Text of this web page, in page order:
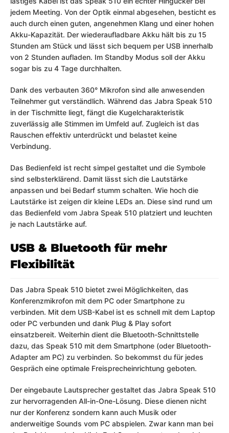
jedem Meeting. Von der Optik einmal abgesehen, besticht es
auch durch einen guten, angenehmen Klang und einer hohen
Akku-Kapazität. Der wiederaufladbare Akku hält bis zu 15
Stunden am Stück und lässt sich bequem per USB innerhalb
von 2 Stunden aufladen. Im Standby Modus soll der Akku
sogar bis zu 4 Tage durchhalten.
Dank des verbauten 360° Mikrofon sind alle anwesenden
Teilnehmer gut verständlich. Während das Jabra Speak 510
in der Tischmitte liegt, fängt die Kugelcharakteristik
zuverlässig alle Stimmen im Umfeld auf. Zugleich ist das
Rauschen effektiv unterdrückt und belastet keine
Verbindung.
Das Bedienfeld ist recht simpel gestaltet und die Symbole
sind selbsterklärend. Damit lässt sich die Lautstärke
anpassen und bei Bedarf stumm schalten. Wie hoch die
Lautstärke ist zeigen dir kleine LEDs an. Diese sind rund um
das Bedienfeld vom Jabra Speak 510 platziert und leuchten
je nach Lautstärke auf.
USB & Bluetooth für mehr
Flexibilität
Das Jabra Speak 510 bietet zwei Möglichkeiten, das
Konferenzmikrofon mit dem PC oder Smartphone zu
verbinden. Mit dem USB-Kabel ist es schnell mit dem Laptop
oder PC verbunden und dank Plug & Play sofort
einsatzbereit. Weiterhin dient die Bluetooth-Schnittstelle
dazu, das Speak 510 mit dem Smartphone (oder Bluetooth-
Adapter am PC) zu verbinden. So bekommst du für jedes
Gespräch eine optimale Freisprecheinrichtung geboten.
Der eingebaute Lautsprecher gestaltet das Jabra Speak 510
zur hervorragenden All-in-One-Lösung. Diese dienen nicht
nur der Konferenz sondern kann auch Musik oder
anderweitige Sounds vom PC abspielen. Zwar kann man bei